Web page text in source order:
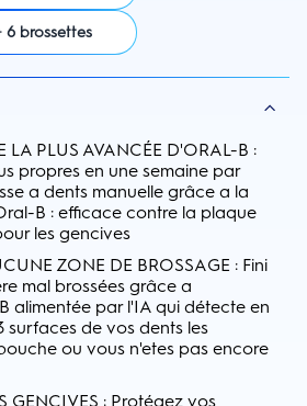
6 brossettes
LA PLUS AVANCÉE D'ORAL-B :
propres en une semaine par
a dents manuelle grâce a la
B : efficace contre la plaque
les gencives
ZONE DE BROSSAGE : Fini
mal brossées grâce a
alimentée par l'IA qui détecte en
surfaces de vos dents les
ou vous n'etes pas encore
GENCIVES : Protégez vos